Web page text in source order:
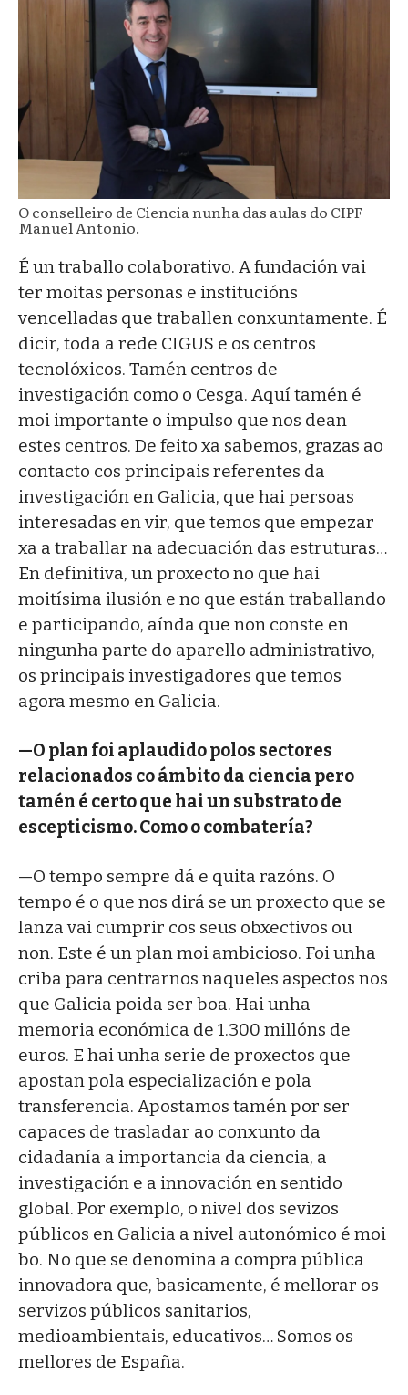
O conselleiro de Ciencia nunha das aulas do CIPF
Manuel Antonio.
É un traballo colaborativo. A fundación vai
ter moitas personas e institucións
vencelladas que traballen conxuntamente. É
dicir, toda a rede CIGUS e os centros
tecnolóxicos. Tamén centros de
investigación como o Cesga. Aquí tamén é
moi importante o impulso que nos dean
estes centros. De feito xa sabemos, grazas ao
contacto cos principais referentes da
investigación en Galicia, que hai persoas
interesadas en vir, que temos que empezar
xa a traballar na adecuación das estruturas…
En definitiva, un proxecto no que hai
moitísima ilusión e no que están traballando
e participando, aínda que non conste en
ningunha parte do aparello administrativo,
os principais investigadores que temos
agora mesmo en Galicia.
—O plan foi aplaudido polos sectores
relacionados co ámbito da ciencia pero
tamén é certo que hai un substrato de
escepticismo. Como o combatería?
—O tempo sempre dá e quita razóns. O
tempo é o que nos dirá se un proxecto que se
lanza vai cumprir cos seus obxectivos ou
non. Este é un plan moi ambicioso. Foi unha
criba para centrarnos naqueles aspectos nos
que Galicia poida ser boa. Hai unha
memoria económica de 1.300 millóns de
euros. E hai unha serie de proxectos que
apostan pola especialización e pola
transferencia. Apostamos tamén por ser
capaces de trasladar ao conxunto da
cidadanía a importancia da ciencia, a
investigación e a innovación en sentido
global. Por exemplo, o nivel dos sevizos
públicos en Galicia a nivel autonómico é moi
bo. No que se denomina a compra pública
innovadora que, basicamente, é mellorar os
servizos públicos sanitarios,
medioambientais, educativos… Somos os
mellores de España.